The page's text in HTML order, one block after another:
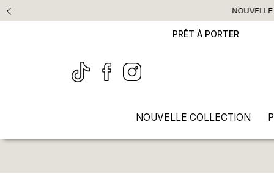
PRÊT À PORTER
NOUVELLE COLLECTION